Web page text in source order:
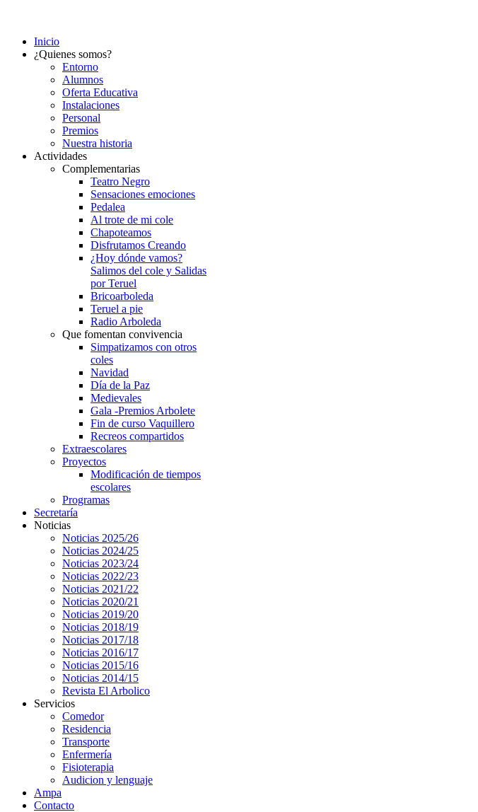
Inicio
¿Quienes somos?
Entorno
Alumnos
Oferta Educativa
Instalaciones
Personal
Premios
Nuestra historia
Actividades
Complementarias
Teatro Negro
Sensaciones emociones
Pedalea
Al trote de mi cole
Chapoteamos
Disfrutamos Creando
¿Hoy dónde vamos?
Salimos del cole y Salidas
por Teruel
Bricoarboleda
Teruel a pie
Radio Arboleda
Que fomentan convivencia
Simpatizamos con otros
coles
Navidad
Día de la Paz
Medievales
Gala -Premios Arbolete
Fin de curso Vaquillero
Recreos compartidos
Extraescolares
Proyectos
Modificación de tiempos
escolares
Programas
Secretaría
Noticias
Noticias 2025/26
Noticias 2024/25
Noticias 2023/24
Noticias 2022/23
Noticias 2021/22
Noticias 2020/21
Noticias 2019/20
Noticias 2018/19
Noticias 2017/18
Noticias 2016/17
Noticias 2015/16
Noticias 2014/15
Revista El Arbolico
Servicios
Comedor
Residencia
Transporte
Enfermería
Fisioterapia
Audicion y lenguaje
Ampa
Contacto